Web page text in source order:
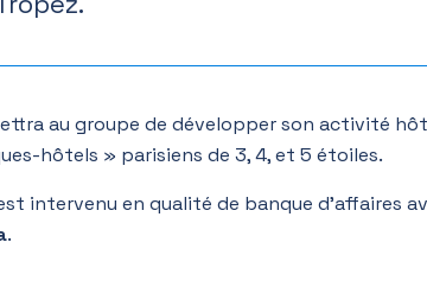
au groupe de développer son activité
hôtels » parisiens de 3, 4, et 5 étoiles.
intervenu en qualité de banque d’affaires
.